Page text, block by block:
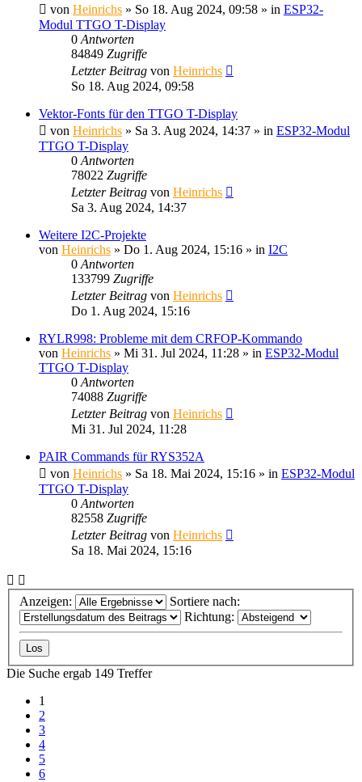
von Heinrichs » So 18. Aug 2024, 09:58 » in ESP32-
Modul TTGO T-Display
0 Antworten
84849 Zugriffe
Letzter Beitrag von Heinrichs
So 18. Aug 2024, 09:58
Vektor-Fonts für den TTGO T-Display
von Heinrichs » Sa 3. Aug 2024, 14:37 » in ESP32-Modul
TTGO T-Display
0 Antworten
78022 Zugriffe
Letzter Beitrag von Heinrichs
Sa 3. Aug 2024, 14:37
Weitere I2C-Projekte
von Heinrichs » Do 1. Aug 2024, 15:16 » in I2C
0 Antworten
133799 Zugriffe
Letzter Beitrag von Heinrichs
Do 1. Aug 2024, 15:16
RYLR998: Probleme mit dem CRFOP-Kommando
von Heinrichs » Mi 31. Jul 2024, 11:28 » in ESP32-Modul
TTGO T-Display
0 Antworten
74088 Zugriffe
Letzter Beitrag von Heinrichs
Mi 31. Jul 2024, 11:28
PAIR Commands für RYS352A
von Heinrichs » Sa 18. Mai 2024, 15:16 » in ESP32-Modul
TTGO T-Display
0 Antworten
82558 Zugriffe
Letzter Beitrag von Heinrichs
Sa 18. Mai 2024, 15:16
Anzeigen:
Sortiere nach:
Richtung:
Die Suche ergab 149 Treffer
1
2
3
4
5
6